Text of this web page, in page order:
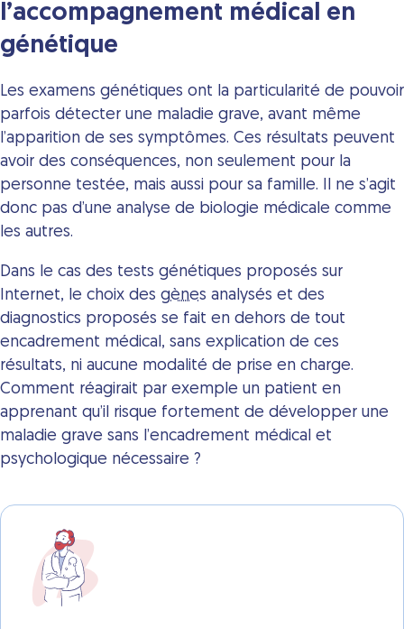
l’accompagnement médical en
génétique
Les examens génétiques ont la particularité de pouvoir
parfois détecter une maladie grave, avant même
l’apparition de ses symptômes. Ces résultats peuvent
avoir des conséquences, non seulement pour la
personne testée, mais aussi pour sa famille. Il ne s’agit
donc pas d’une analyse de biologie médicale comme
les autres.
Dans le cas des tests génétiques proposés sur
Internet, le choix des gènes analysés et des
diagnostics proposés se fait en dehors de tout
encadrement médical, sans explication de ces
résultats, ni aucune modalité de prise en charge.
Comment réagirait par exemple un patient en
apprenant qu’il risque fortement de développer une
maladie grave sans l’encadrement médical et
psychologique nécessaire ?